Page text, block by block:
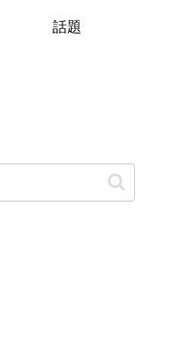
話題